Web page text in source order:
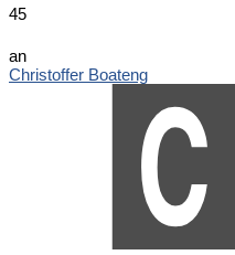
45
an
Christoffer Boateng